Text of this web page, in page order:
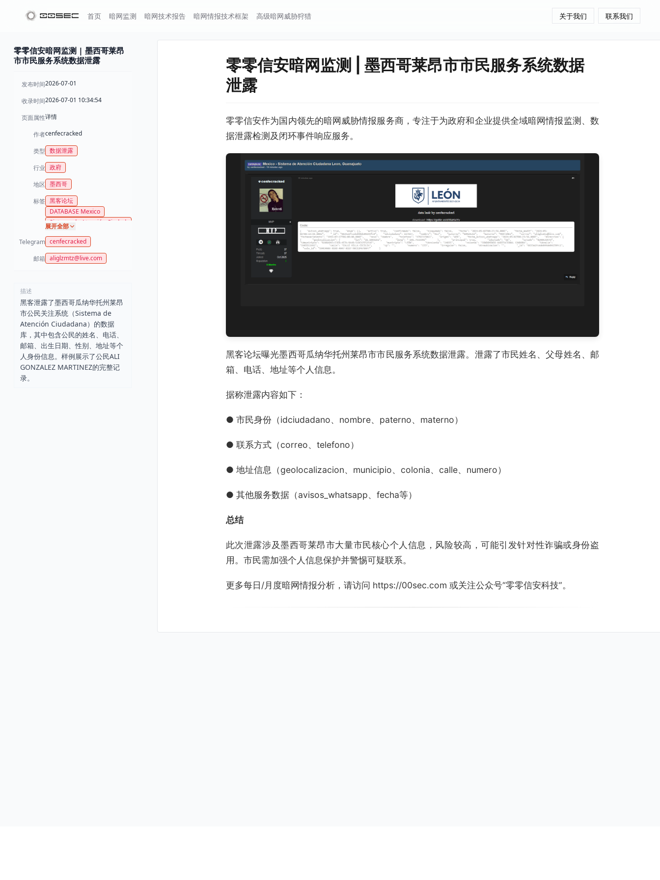
首页 暗网监测 暗网技术报告 暗网情报技术框架 高级暗网威胁狩猎 关于我们 联系我们
零零信安暗网监测 | 墨西哥莱昂
市市民服务系统数据泄露
发布时间2026-07-01
收录时间2026-07-01 10:34:54
页面属性详情
作者cenfecracked
类型 数据泄露
行业 政府
地区 墨西哥
标签 黑客论坛
DATABASE Mexico
Sistema de Atención Ciudad
ana
展开全部
Telegram cenfecracked
邮箱 aliglzmtz@live.com
描述
黑客泄露了墨西哥瓜纳华托州莱昂
市公民关注系统（Sistema de
Atención Ciudadana）的数据
库，其中包含公民的姓名、电话、
邮箱、出生日期、性别、地址等个
人身份信息。样例展示了公民ALI
GONZALEZ MARTINEZ的完整记
录。
零零信安暗网监测 | 墨西哥莱昂市市民服务系统数据
泄露
零零信安作为国内领先的暗网威胁情报服务商，专注于为政府和企业提供全域暗网情报监测、数
据泄露检测及闭环事件响应服务。
黑客论坛曝光墨西哥瓜纳华托州莱昂市市民服务系统数据泄露。泄露了市民姓名、父母姓名、邮
箱、电话、地址等个人信息。
据称泄露内容如下：
● 市民身份（idciudadano、nombre、paterno、materno）
● 联系方式（correo、telefono）
● 地址信息（geolocalizacion、municipio、colonia、calle、numero）
● 其他服务数据（avisos_whatsapp、fecha等）
总结
此次泄露涉及墨西哥莱昂市大量市民核心个人信息，风险较高，可能引发针对性诈骗或身份盗
用。市民需加强个人信息保护并警惕可疑联系。
更多每日/月度暗网情报分析，请访问 https://00sec.com 或关注公众号“零零信安科技”。